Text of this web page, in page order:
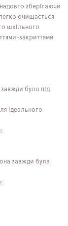
зберігаючи
очищається
шкільного
закриттями
завжди було під
ідеального
завжди була